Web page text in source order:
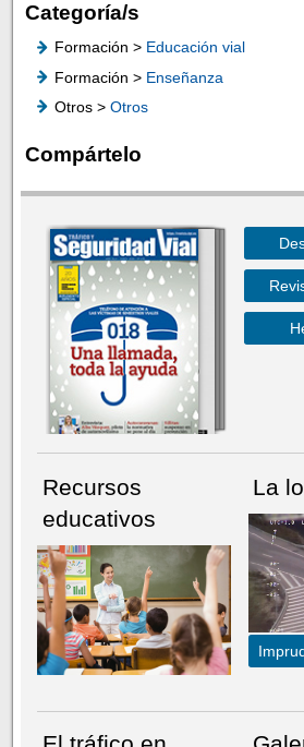
Categoría/s
Formación > Educación vial
Formación > Enseñanza
Otros > Otros
Compártelo
Recursos
educativos
La